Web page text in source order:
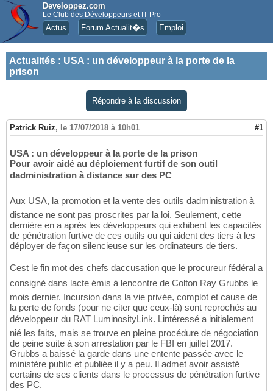
Developpez.com
Le Club des Développeurs et IT Pro
Actus Forum Actualit�s Emploi
Actualités : USA : un développeur à la porte de la
prison
Répondre à la discussion
Patrick Ruiz, le 17/07/2018 à 10h01 #1
USA : un développeur à la porte de la prison
Pour avoir aidé au déploiement furtif de son outil
dadministration à distance sur des PC
Aux USA, la promotion et la vente des outils dadministration à
distance ne sont pas proscrites par la loi. Seulement, cette
dernière en a après les développeurs qui exhibent les capacités
de pénétration furtive de ces outils ou qui aident des tiers à les
déployer de façon silencieuse sur les ordinateurs de tiers.
Cest le fin mot des chefs daccusation que le procureur fédéral a
consigné dans lacte émis à lencontre de Colton Ray Grubbs le
mois dernier. Incursion dans la vie privée, complot et cause de
la perte de fonds (pour ne citer que ceux-là) sont reprochés au
développeur du RAT LuminosityLink. Lintéressé a initialement
nié les faits, mais se trouve en pleine procédure de négociation
de peine suite à son arrestation par le FBI en juillet 2017.
Grubbs a baissé la garde dans une entente passée avec le
ministère public et publiée il y a peu. Il admet avoir assisté
certains de ses clients dans le processus de pénétration furtive
des PC.